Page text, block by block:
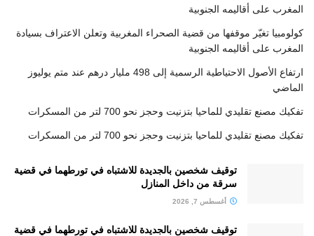
المغرب على أقاليمه الجنوبية
كولومبيا تغيّر موقفها من قضية الصحراء المغربية وتعلن الاعتراف بسيادة
المغرب على أقاليمه الجنوبية
ارتفاع الأصول الاحتياطية الرسمية إلى 498 مليار درهم عند متم يوليوز
الماضي
تفكيك مصنع تقليدي للماحيا بتزنيت وحجز نحو 700 لتر من المسكرات
تفكيك مصنع تقليدي للماحيا بتزنيت وحجز نحو 700 لتر من المسكرات
توقيف شخصين بالجديدة للاشتباه في تورطهما في قضية
سرقة من داخل المنازل
أغسطس 7, 2026
توقيف شخصين بالجديدة للاشتباه في تورطهما في قضية